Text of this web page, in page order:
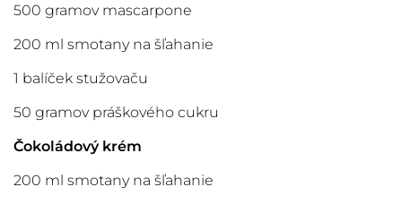
500 gramov mascarpone
200 ml smotany na šľahanie
1 balíček stužovaču
50 gramov práškového cukru
Čokoládový krém
200 ml smotany na šľahanie